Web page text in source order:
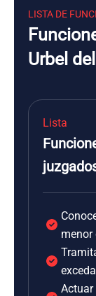
LISTA DE
Urbel
Lista
menor